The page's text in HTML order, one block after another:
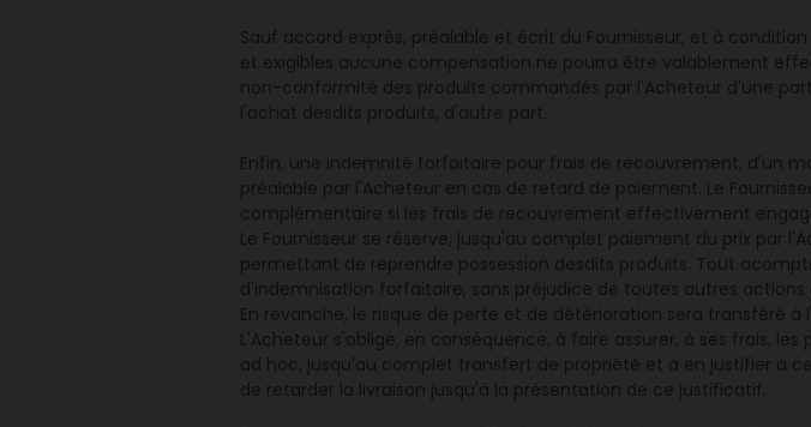
Sauf accord exprès, préalable et écrit du Fournisseur, et à
et exigibles aucune compensation ne pourra être valablement
non-conformité des produits commandés par l'Acheteur d'une
l'achat desdits produits, d'autre part.
Enfin, une indemnité forfaitaire pour frais de recouvrement, d'un
préalable par l'Acheteur en cas de retard de paiement. Le
complémentaire si les frais de recouvrement effectivement
Le Fournisseur se réserve, jusqu'au complet paiement du prix par
permettant de reprendre possession desdits produits. Tout
d'indemnisation forfaitaire, sans préjudice de toutes autres
En revanche, le risque de perte et de détérioration sera transféré à
L'Acheteur s'oblige, en conséquence, à faire assurer, à ses frais,
ad hoc, jusqu'au complet transfert de propriété et à en justifier à
de retarder la livraison jusqu'à la présentation de ce justificatif.